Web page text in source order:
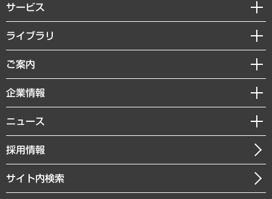
サービス
経営戦略
組織・人事戦略
デジタルイノベーション
共生・ダイバーシティ
GRC（ガバナンス・リスク・コンプライアンス）・防災（政策）
経済・産業・雇用・労働
ライブラリ
経済調査
レポート
コラム
経営用語集
受託・受注実績（官公庁関連）
メディア掲載・出演
ご案内
セミナー・イベント情報
MUFGビジネスセミナー
受託案件情報
企業情報
私たちの想い
社長メッセージ
会社概要
ニュース
ニュースリリース
お知らせ
採用情報
サイト内検索